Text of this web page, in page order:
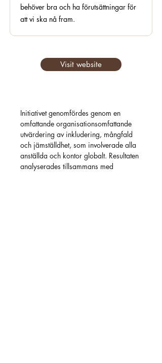
behöver bra och ha förutsättningar för
att vi ska nå fram.
Visit website
Initiativet genomfördes genom en
omfattande organisationsomfattande
utvärdering av inkludering, mångfald
och jämställdhet, som involverade alla
anställda och kontor globalt. Resultaten
analyserades tillsammans med